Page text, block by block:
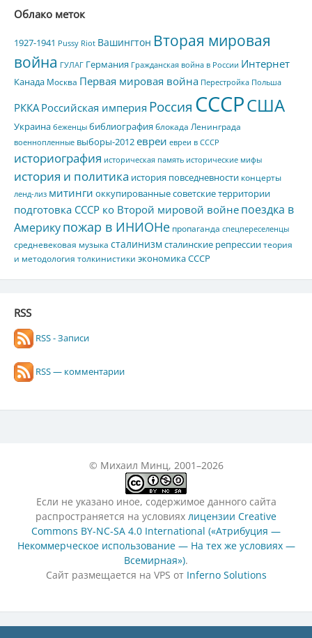
Облако меток
1927-1941 Pussy Riot Вашингтон Вторая мировая
война ГУЛАГ Германия Гражданская война в России Интернет
Канада Москва Первая мировая война Перестройка Польша
РККА Российская империя Россия СССРСША
Украина беженцы библиография блокада Ленинграда
военнопленные выборы-2012евреи евреи в СССР
историография историческая память исторические мифы
история и политика история повседневности концерты
ленд-лиз митинги оккупированные советские территории
подготовка СССР ко Второй мировой войнепоездка в
Америкупожар в ИНИОНе пропаганда спецпереселенцы
средневековая музыка сталинизмсталинские репрессиитеория
и методология толкинистики экономика СССР
RSS
RSS - Записи
RSS — комментарии
© Михаил Минц, 2001–2026
Если не указано иное, содержимое данного сайта
распространяется на условиях лицензии Creative
Commons BY-NC-SA 4.0 International («Атрибуция —
Некоммерческое использование — На тех же условиях —
Всемирная»).
Сайт размещается на VPS от Inferno Solutions